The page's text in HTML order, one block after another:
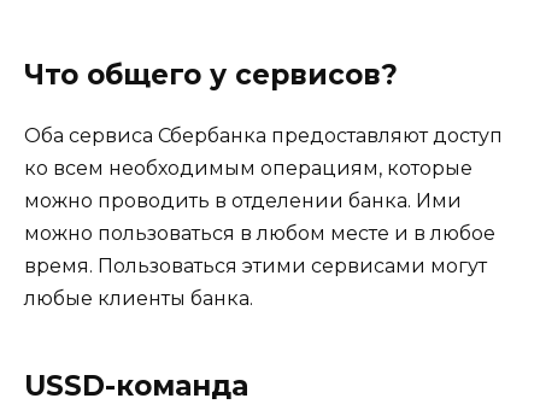
Что общего у сервисов?
Оба сервиса Сбербанка предоставляют доступ
ко всем необходимым операциям, которые
можно проводить в отделении банка. Ими
можно пользоваться в любом месте и в любое
время. Пользоваться этими сервисами могут
любые клиенты банка.
USSD-команда